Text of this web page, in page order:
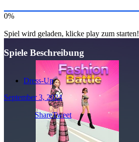
0%
Spiel wird geladen, klicke play zum starten!
Spiele Beschreibung
Dress-Up
September 3, 2024
ShareTweet